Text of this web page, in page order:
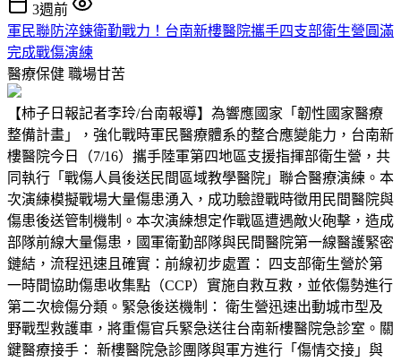
3週前
軍民聯防淬鍊衛勤戰力！台南新樓醫院攜手四支部衛生營圓滿
完成戰傷演練
醫療保健 職場甘苦
【柿子日報記者李玲/台南報導】為響應國家「韌性國家醫療
整備計畫」，強化戰時軍民醫療體系的整合應變能力，台南新
樓醫院今日（7/16）攜手陸軍第四地區支援指揮部衛生營，共
同執行「戰傷人員後送民間區域教學醫院」聯合醫療演練。本
次演練模擬戰場大量傷患湧入，成功驗證戰時徵用民間醫院與
傷患後送管制機制。本次演練想定作戰區遭遇敵火砲擊，造成
部隊前線大量傷患，國軍衛勤部隊與民間醫院第一線醫護緊密
鏈結，流程迅速且確實：前線初步處置： 四支部衛生營於第
一時間協助傷患收集點（CCP）實施自救互救，並依傷勢進行
第二次檢傷分類。緊急後送機制： 衛生營迅速出動城市型及
野戰型救護車，將重傷官兵緊急送往台南新樓醫院急診室。關
鍵醫療接手： 新樓醫院急診團隊與軍方進行「傷情交接」與